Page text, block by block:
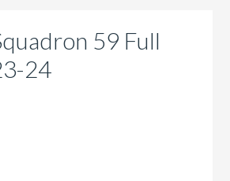
59 Full
24